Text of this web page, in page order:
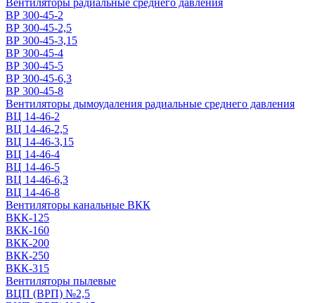
Вентиляторы радиальные среднего давления
ВР 300-45-2
ВР 300-45-2,5
ВР 300-45-3,15
ВР 300-45-4
ВР 300-45-5
ВР 300-45-6,3
ВР 300-45-8
Вентиляторы дымоудаления радиальные среднего давления
ВЦ 14-46-2
ВЦ 14-46-2,5
ВЦ 14-46-3,15
ВЦ 14-46-4
ВЦ 14-46-5
ВЦ 14-46-6,3
ВЦ 14-46-8
Вентиляторы канальные ВКК
ВКК-125
ВКК-160
ВКК-200
ВКК-250
ВКК-315
Вентиляторы пылевые
ВЦП (ВРП) №2,5